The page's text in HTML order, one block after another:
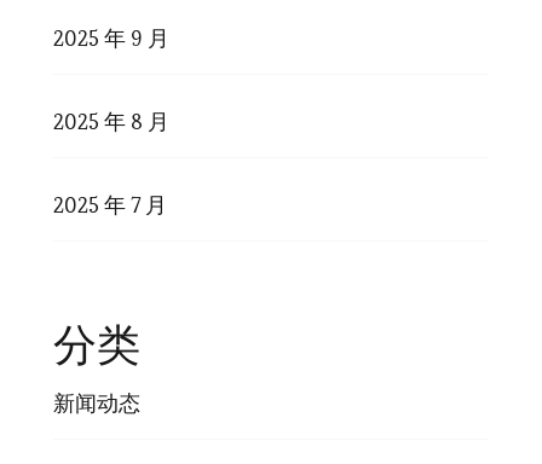
2025 年 9 月
2025 年 8 月
2025 年 7 月
分类
新闻动态